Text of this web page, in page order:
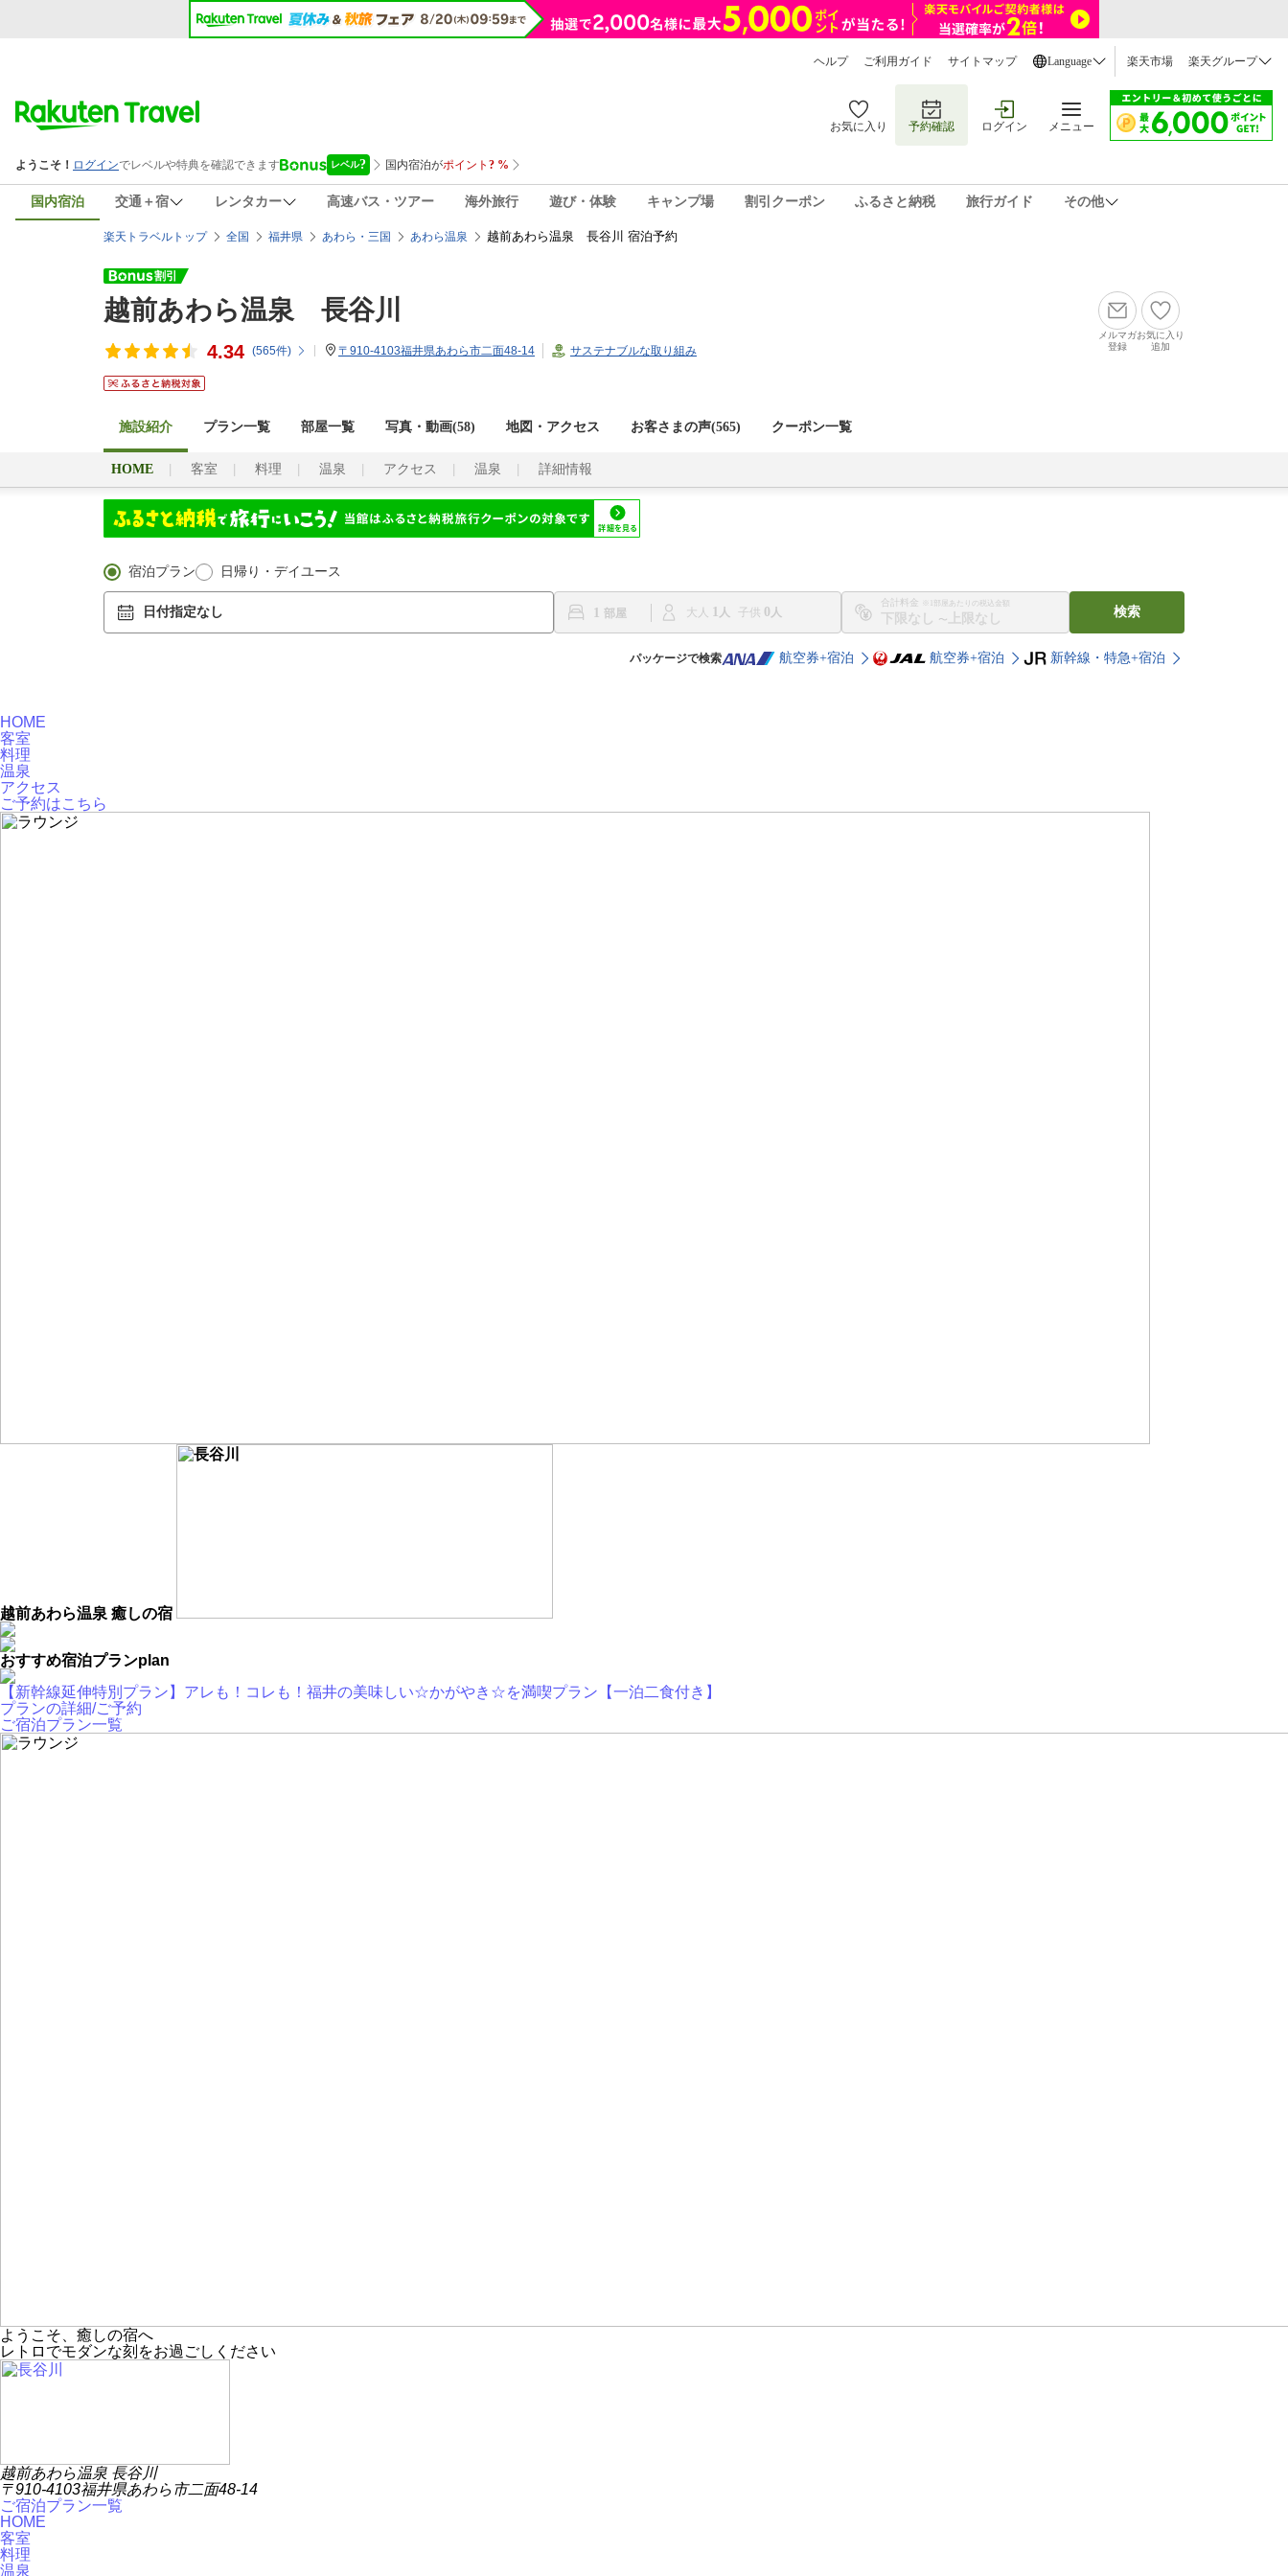
ヘルプ ご利用ガイド サイトマップ Language 楽天市場 楽天グループ
お気に入り 予約確認 ログイン メニュー
国内宿泊 交通＋宿 レンタカー 高速バス・ツアー 海外旅行 遊び・体験 キャンプ場 割引クーポン ふるさと納税 旅行ガイド その他
楽天トラベルトップ 全国 福井県 あわら・三国 あわら温泉 越前あわら温泉 長谷川 宿泊予約
越前あわら温泉 長谷川
4.34 (565件) 〒910-4103福井県あわら市二面48-14 サステナブルな取り組み
メルマガ
登録
お気に入り
追加
施設紹介 プラン一覧 部屋一覧 写真・動画(58) 地図・アクセス お客さまの声(565) クーポン一覧
HOME 客室 料理 温泉 アクセス 温泉 詳細情報
宿泊プラン 日帰り・デイユース
日付指定なし 1 大人 1 子供 0
合計料金 ※1部屋あたりの税込金額
〜
検索
パッケージで検索 航空券+宿泊 航空券+宿泊 新幹線・特急+宿泊
HOME
客室
料理
温泉
アクセス
ご予約はこちら
越前あわら温泉 癒しの宿
おすすめ宿泊プランplan
【新幹線延伸特別プラン】アレも！コレも！福井の美味しい☆かがやき☆を満喫プラン【一泊二食付き】
プランの詳細/ご予約
ご宿泊プラン一覧
ようこそ、癒しの宿へ
レトロでモダンな刻をお過ごしください
越前あわら温泉 長谷川
〒910-4103福井県あわら市二面48-14
ご宿泊プラン一覧
HOME
客室
料理
温泉